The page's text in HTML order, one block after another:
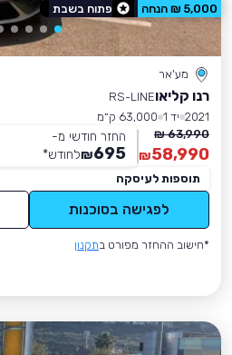
מע'אר
רנו קליאוRS-LINE
2021 יד 1
63,000 ק״מ
63,990 ₪
58,990
₪
החזר חודשי מ-
695
₪לחודש*
תוספות לעיסקה
לפגישה בסוכנות
*חישוב ההחזר מפורט בתקנון
5,000 ₪ הנחה פתוח בשבת